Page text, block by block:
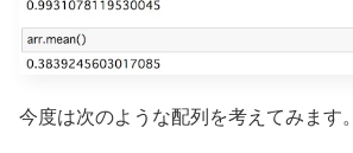
今度は次のような配列を考えてみます。